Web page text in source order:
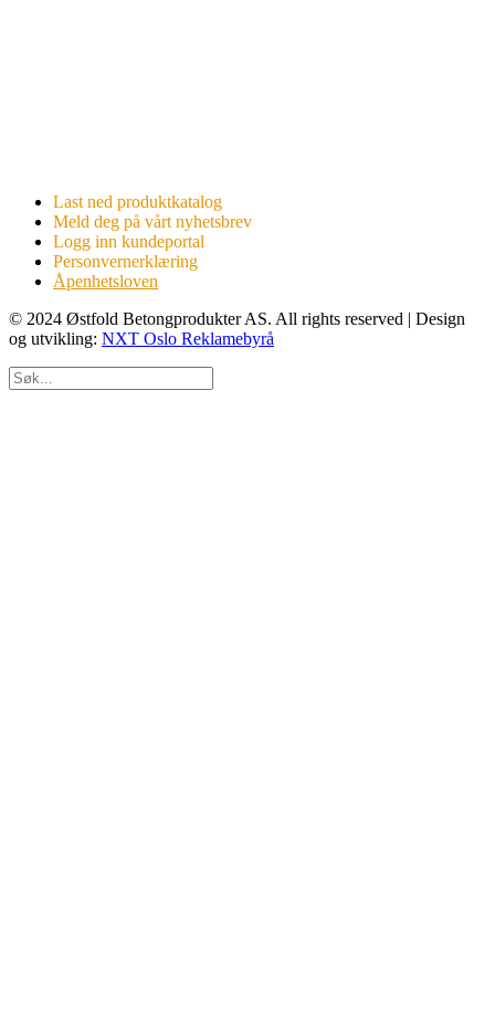
Last ned produktkatalog
Meld deg på vårt nyhetsbrev
Logg inn kundeportal
Personvernerklæring
Åpenhetsloven
© 2024 Østfold Betongprodukter AS. All rights reserved | Design
og utvikling: NXT Oslo Reklamebyrå